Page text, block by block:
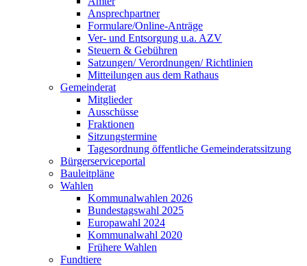
Ansprechpartner
Formulare/Online-Anträge
Ver- und Entsorgung u.a. AZV
Steuern & Gebühren
Satzungen/ Verordnungen/ Richtlinien
Mitteilungen aus dem Rathaus
Gemeinderat
Mitglieder
Ausschüsse
Fraktionen
Sitzungstermine
Tagesordnung öffentliche Gemeinderatssitzung
Bürgerserviceportal
Bauleitpläne
Wahlen
Kommunalwahlen 2026
Bundestagswahl 2025
Europawahl 2024
Kommunalwahl 2020
Frühere Wahlen
Fundtiere